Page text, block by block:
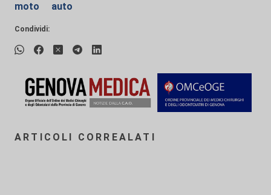
moto
auto
Condividi:
ARTICOLI CORREALATI